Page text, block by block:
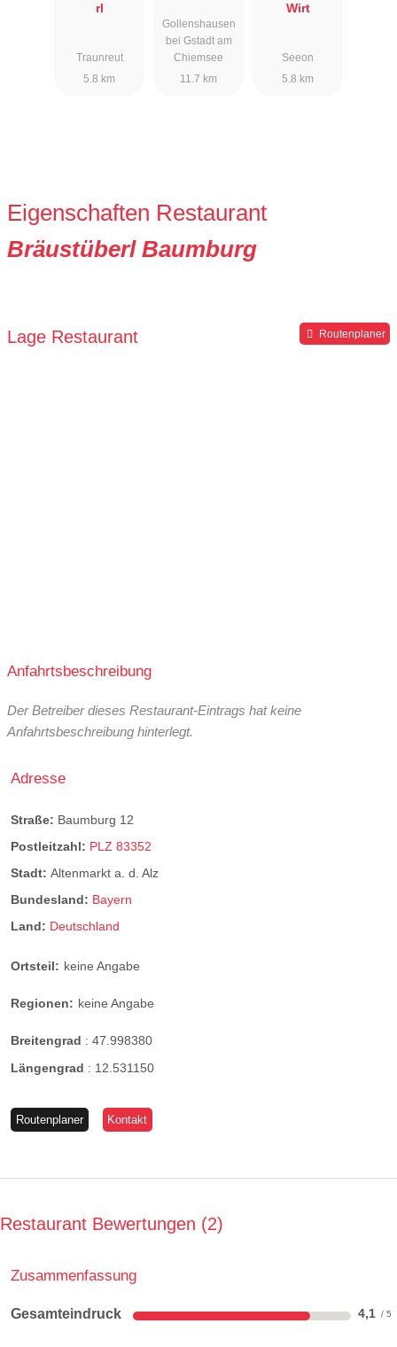
rl
Traunreut
5.8 km
Gollenshausen
bei Gstadt am
Chiemsee
11.7 km
Wirt
Seeon
5.8 km
Eigenschaften Restaurant
Bräustüberl Baumburg
Lage Restaurant Routenplaner
Anfahrtsbeschreibung
Der Betreiber dieses Restaurant-Eintrags hat keine
Anfahrtsbeschreibung hinterlegt.
Adresse
Straße: Baumburg 12
Postleitzahl: PLZ 83352
Stadt: Altenmarkt a. d. Alz
Bundesland: Bayern
Land: Deutschland
Ortsteil: keine Angabe
Regionen: keine Angabe
Breitengrad : 47.998380
Längengrad : 12.531150
Routenplaner Kontakt
Restaurant Bewertungen 2
Zusammenfassung
Gesamteindruck 4,1